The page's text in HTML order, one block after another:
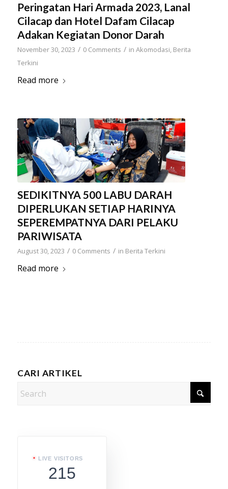
Peringatan Hari Armada 2023, Lanal
Cilacap dan Hotel Dafam Cilacap
Adakan Kegiatan Donor Darah
November 30, 2023 / 0 Comments / in Akomodasi, Berita
Terkini
Read more
SEDIKITNYA 500 LABU DARAH
DIPERLUKAN SETIAP HARINYA
SEPEREMPATNYA DARI PELAKU
PARIWISATA
August 30, 2023 / 0 Comments / in Berita Terkini
Read more
CARI ARTIKEL
LIVE VISITORS
215